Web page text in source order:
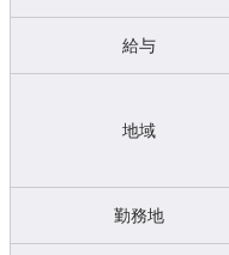
給与
地域
勤務地